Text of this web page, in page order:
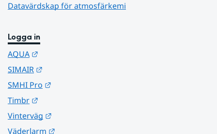
Datavärdskap för atmosfärkemi
Logga in
AQUA
SIMAIR
SMHI Pro
Timbr
Vinterväg
Väderlarm